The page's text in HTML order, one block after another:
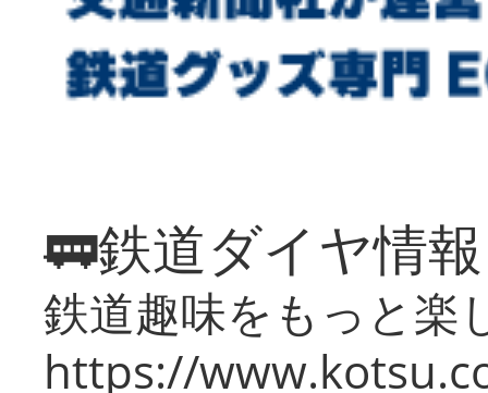
🚃鉄道ダイヤ情
鉄道趣味をもっと楽
https://